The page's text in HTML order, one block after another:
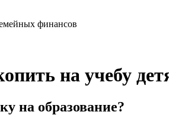
финансов
на учебу
на образование?